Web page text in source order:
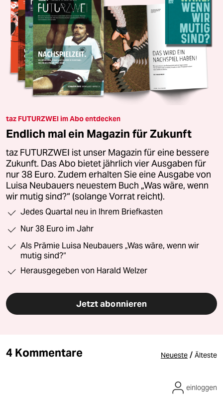
taz FUTURZWEI im Abo entdecken
Endlich mal ein Magazin für Zukunft
taz FUTURZWEI ist unser Magazin für eine bessere
Zukunft. Das Abo bietet jährlich vier Ausgaben für
nur 38 Euro. Zudem erhalten Sie eine Ausgabe von
Luisa Neubauers neuestem Buch „Was wäre, wenn
wir mutig sind?“ (solange Vorrat reicht).
Jedes Quartal neu in Ihrem Briefkasten
Nur 38 Euro im Jahr
Als Prämie Luisa Neubauers „Was wäre, wenn wir
mutig sind?“
Herausgegeben von Harald Welzer
Jetzt abonnieren
4 Kommentare Neueste / Älteste
einloggen